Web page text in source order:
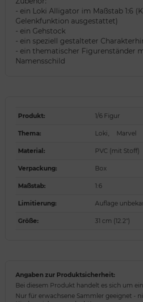
- ein Loki Alligator im Maßstab 1:6
Gelenkfunktion ausgestattet)
- ein Gehstock
- ein speziell gestalteter
- ein thematischer Figurenständer
Namensschild
Produkt: 1/6 Figur
Thema: Loki Marvel
Material: PVC (mit Stoff)
Verpackung: Box
Maßstab: 1:6
Limitierung: Auflage
Größe: 31 cm (12.2")
Angaben zur Produktsicherheit:
Bei diesem Produkt handelt es sich um
Nur für erwachsene Sammler geeignet -